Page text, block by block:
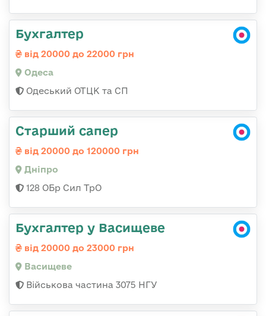
Бухгалтер
від 20000 до 22000 грн
Одеса
Одеський ОТЦК та СП
Старший сапер
від 20000 до 120000 грн
Дніпро
128 ОБр Сил ТрО
Бухгалтер у Васищеве
від 20000 до 23000 грн
Васищеве
Військова частина 3075 НГУ